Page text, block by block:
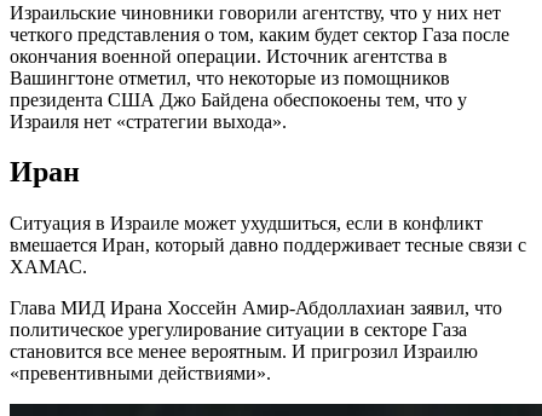
Израильские чиновники говорили агентству, что у них нет
четкого представления о том, каким будет сектор Газа после
окончания военной операции. Источник агентства в
Вашингтоне отметил, что некоторые из помощников
президента США Джо Байдена обеспокоены тем, что у
Израиля нет «стратегии выхода».
Иран
Ситуация в Израиле может ухудшиться, если в конфликт
вмешается Иран, который давно поддерживает тесные связи с
ХАМАС.
Глава МИД Ирана Хоссейн Амир-Абдоллахиан заявил, что
политическое урегулирование ситуации в секторе Газа
становится все менее вероятным. И пригрозил Израилю
«превентивными действиями».